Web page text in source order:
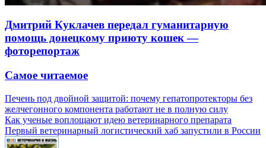
Дмитрий Куклачев передал гуманитарную
помощь донецкому приюту кошек —
фоторепортаж
Самое читаемое
Печень под двойной защитой: почему гепатопротекторы без
желчегонного компонента работают не в полную силу
Как ученые воплощают идею ветеринарного препарата
Первый ветеринарный логистический хаб запустили в России